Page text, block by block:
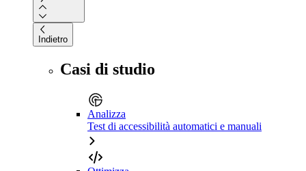
Indietro
Casi di studio
Analizza
Test di accessibilità automatici e manuali